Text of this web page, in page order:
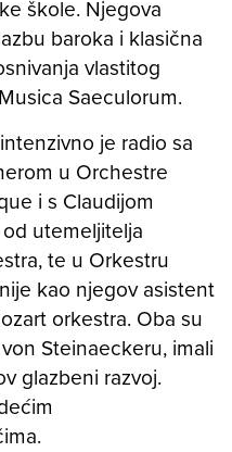
škole. Njegova
baroka i klasična
vlastitog
Saeculorum.
je radio sa
u Orchestre
i s Claudijom
utemeljitelja
te u Orkestru
kao njegov asistent
orkestra. Oba su
Steinaeckeru, imali
glazbeni razvoj.